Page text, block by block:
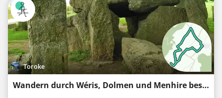
Toroke
Wandern durch Wéris, Dolmen und Menhire besichtigen